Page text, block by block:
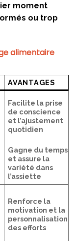
moment
ou trop
alimentaire
AVANTAGES
Facilite la prise
de conscience
et l’ajustement
quotidien
Gagne du temps
et assure la
variété dans
l’assiette
Renforce la
motivation et la
personnalisation
des efforts